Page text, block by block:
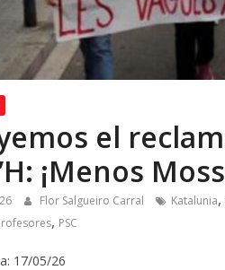
el
: ¡Menos
Flor Salgueiro Carral Katalunia,
, PSC
17/05/26